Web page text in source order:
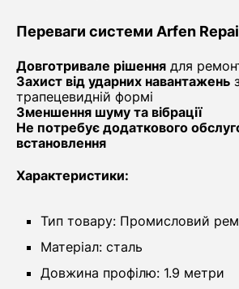
Переваги системи Arfen
Довготривале рішення для
Захист від ударних навантажень
трапецевидній формі
Зменшення шуму та вібрації
Не потребує додаткового
встановлення
Характеристики:
Тип товару: Промисловий
Матеріал: сталь
Довжина профілю: 1.9 метри